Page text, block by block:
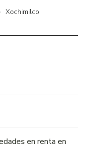
Xochimilco
en renta en